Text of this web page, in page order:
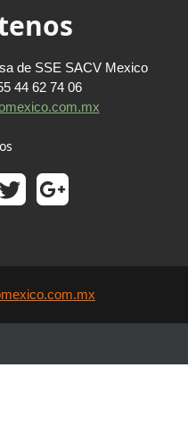
de SSE SACV Mexico
44 62 74 06